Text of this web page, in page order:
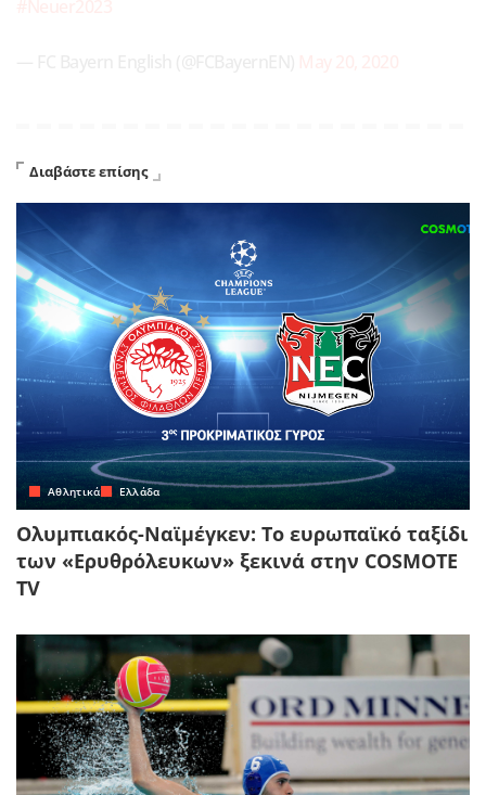
Διαβάστε επίσης
Αθλητικά Ελλάδα
Ολυμπιακός-Ναϊμέγκεν: Το ευρωπαϊκό ταξίδι
των «Ερυθρόλευκων» ξεκινά στην COSMOTE
TV